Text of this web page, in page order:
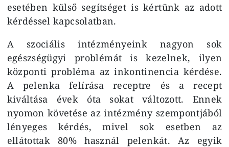
esetében külső segítséget is kértünk az adott
kérdéssel kapcsolatban.
A szociális intézményeink nagyon sok
egészségügyi problémát is kezelnek, ilyen
központi probléma az inkontinencia kérdése.
A pelenka felírása receptre és a recept
kiváltása évek óta sokat változott. Ennek
nyomon követése az intézmény szempontjából
lényeges kérdés, mivel sok esetben az
ellátottak 80% használ pelenkát. Az egyik